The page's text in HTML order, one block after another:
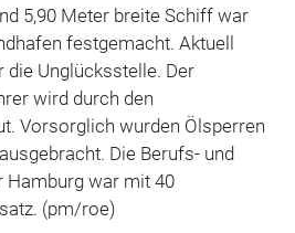
5,90 Meter breite Schiff war
festgemacht. Aktuell
die Unglücksstelle. Der
wird durch den
Vorsorglich wurden Ölsperren
Die Berufs- und
Hamburg war mit 40
(pm/roe)